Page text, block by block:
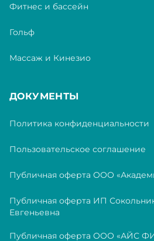
Фитнес и бассейн
Гольф
Массаж и Кинезио
ДОКУМЕНТЫ
Политика конфиденциальности
Пользовательское соглашение
Публичная оферта ООО
Публичная оферта ИП
Евгеньевна
Публичная оферта ООО «АЙС